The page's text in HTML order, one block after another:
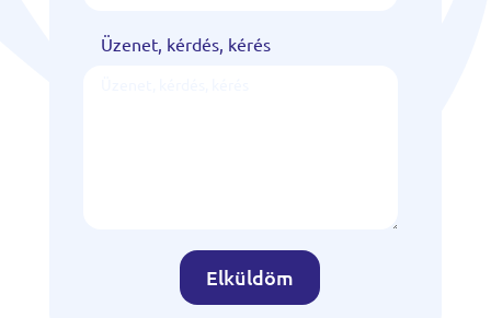
Üzenet, kérdés, kérés
Elküldöm